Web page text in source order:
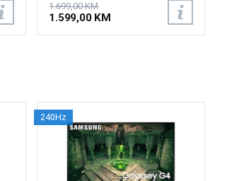
1.699,00 KM
1.599,00 KM
240Hz